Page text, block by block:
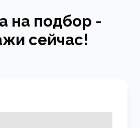
на подбор -
сейчас!